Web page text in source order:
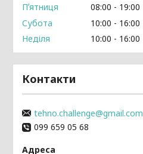
Пʼятниця
08:00
19:00
Субота
10:00
16:00
Неділя
10:00 16:00
Контакти
tehno.challenge@gmail.com
099 659 05 68